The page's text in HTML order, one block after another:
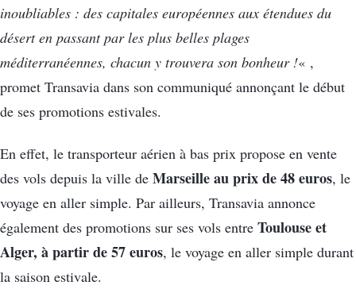
inoubliables : des capitales européennes aux étendues du
désert en passant par les plus belles plages
méditerranéennes, chacun y trouvera son bonheur !« ,
promet Transavia dans son communiqué annonçant le début
de ses promotions estivales.
En effet, le transporteur aérien à bas prix propose en vente
des vols depuis la ville de Marseille au prix de 48 euros, le
voyage en aller simple. Par ailleurs, Transavia annonce
également des promotions sur ses vols entre Toulouse et
Alger, à partir de 57 euros, le voyage en aller simple durant
la saison estivale.